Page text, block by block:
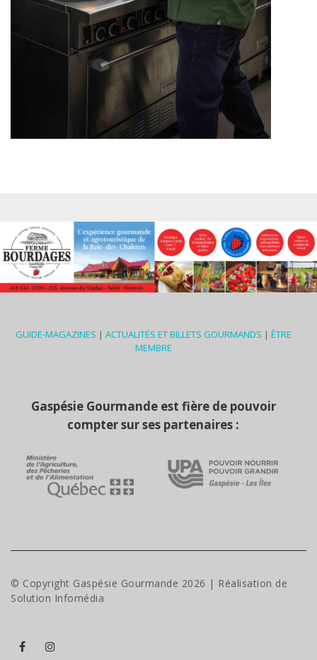
GUIDE-MAGAZINES | ACTUALITÉS ET BILLETS GOURMANDS | ÊTRE
MEMBRE
Gaspésie Gourmande est fière de pouvoir
compter sur ses partenaires :
© Copyright Gaspésie Gourmande 2026 | Réalisation de
Solution Infomédia